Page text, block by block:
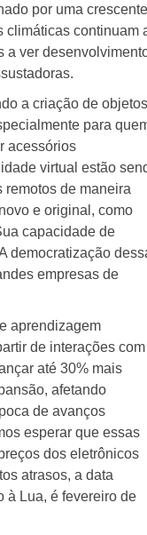
por uma crescente
climáticas continuam
a ver
a criação de objetos
para
acessórios
virtual estão
remotos de maneira
e original, como
capacidade de
democratização
empresas de
aprendizagem
de interações
até 30% mais
afetando
de avanços
esperar que essas
dos eletrônicos
atrasos, a data
à Lua, é fevereiro de